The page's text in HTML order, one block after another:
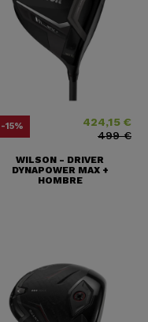
-15% Precio424,15 €
Precio base
499 €
WILSON - DRIVER
DYNAPOWER MAX +
HOMBRE